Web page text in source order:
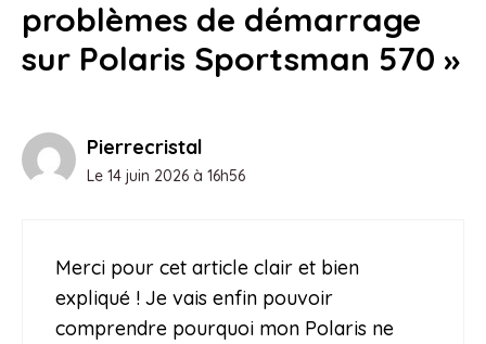
problèmes de démarrage
sur Polaris Sportsman 570 »
Pierrecristal
Le 14 juin 2026 à 16h56
Merci pour cet article clair et bien
expliqué ! Je vais enfin pouvoir
comprendre pourquoi mon Polaris ne